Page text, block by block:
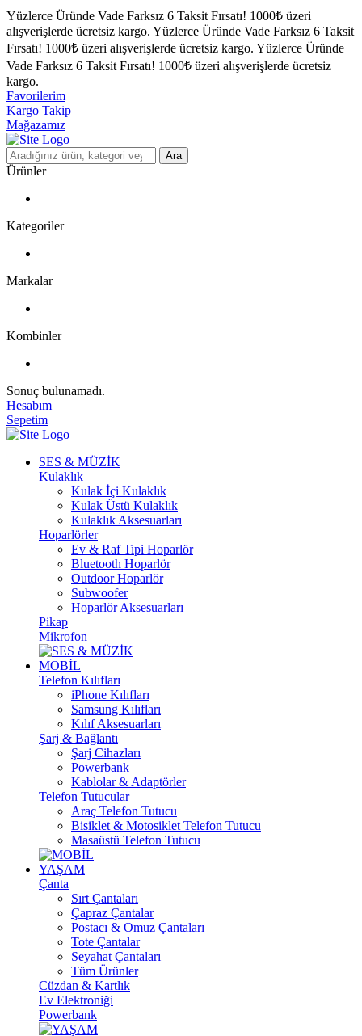
Yüzlerce Üründe Vade Farksız 6 Taksit Fırsatı! 1000₺ üzeri
alışverişlerde ücretsiz kargo. Yüzlerce Üründe Vade Farksız 6 Taksit
Fırsatı! 1000₺ üzeri alışverişlerde ücretsiz kargo. Yüzlerce Üründe
Vade Farksız 6 Taksit Fırsatı! 1000₺ üzeri alışverişlerde ücretsiz
kargo.
Favorilerim
Kargo Takip
Mağazamız
Ara
Ürünler
Kategoriler
Markalar
Kombinler
Sonuç bulunamadı.
Hesabım
Sepetim
SES & MÜZİK
Kulaklık
Kulak İçi Kulaklık
Kulak Üstü Kulaklık
Kulaklık Aksesuarları
Hoparlörler
Ev & Raf Tipi Hoparlör
Bluetooth Hoparlör
Outdoor Hoparlör
Subwoofer
Hoparlör Aksesuarları
Pikap
Mikrofon
MOBİL
Telefon Kılıfları
iPhone Kılıfları
Samsung Kılıfları
Kılıf Aksesuarları
Şarj & Bağlantı
Şarj Cihazları
Powerbank
Kablolar & Adaptörler
Telefon Tutucular
Araç Telefon Tutucu
Bisiklet & Motosiklet Telefon Tutucu
Masaüstü Telefon Tutucu
YAŞAM
Çanta
Sırt Çantaları
Çapraz Çantalar
Postacı & Omuz Çantaları
Tote Çantalar
Seyahat Çantaları
Tüm Ürünler
Cüzdan & Kartlık
Ev Elektroniği
Powerbank